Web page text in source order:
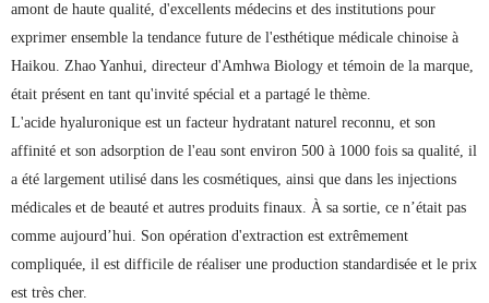
amont de haute qualité, d'excellents médecins et des institutions pour
exprimer ensemble la tendance future de l'esthétique médicale chinoise à
Haikou. Zhao Yanhui, directeur d'Amhwa Biology et témoin de la marque,
était présent en tant qu'invité spécial et a partagé le thème.
L'acide hyaluronique est un facteur hydratant naturel reconnu, et son
affinité et son adsorption de l'eau sont environ 500 à 1000 fois sa qualité, il
a été largement utilisé dans les cosmétiques, ainsi que dans les injections
médicales et de beauté et autres produits finaux. À sa sortie, ce n’était pas
comme aujourd’hui. Son opération d'extraction est extrêmement
compliquée, il est difficile de réaliser une production standardisée et le prix
est très cher.